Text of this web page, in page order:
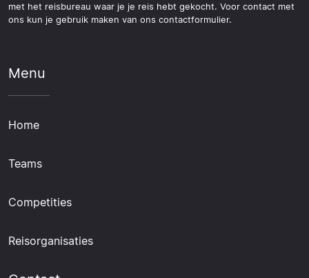
met het reisbureau waar je je reis hebt gekocht. Voor contact met
ons kun je gebruik maken van ons contactformulier.
Menu
Home
Teams
Competities
Reisorganisaties